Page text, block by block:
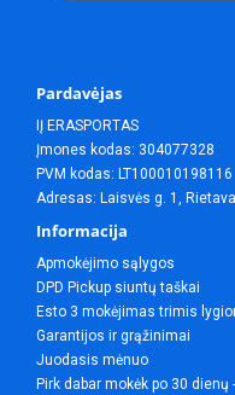
Pardavėjas
IĮ ERASPORTAS
Įmones kodas: 304077328
PVM kodas: LT100010198116
Adresas: Laisvės g. 1,
Informacija
Apmokėjimo sąlygos
DPD Pickup siuntų taškai
Esto 3 mokėjimas trimis
Garantijos ir grąžinimai
Juodasis mėnuo
Pirk dabar mokėk po 30 dienų